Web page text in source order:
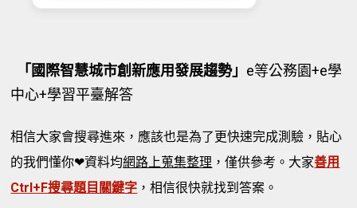
「國際智慧城市創新應用發展趨勢」 e等公務園+e學
中心+學習平臺解答
相信大家會搜尋進來，應該也是為了更快速完成測驗，貼心
的我們懂你❤資料均網路上蒐集整理 ，僅供參考。大家善用
Ctrl+F搜尋題目關鍵字 ，相信很快就找到答案。